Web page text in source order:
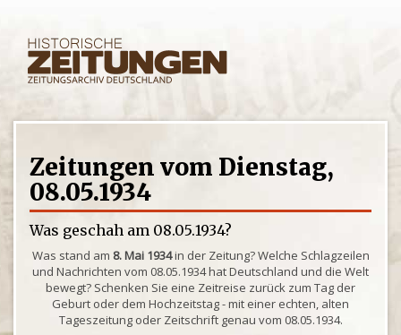
Zeitungen vom Dienstag,
08.05.1934
Was geschah am 08.05.1934?
Was stand am 8. Mai 1934in der Zeitung? Welche Schlagzeilen
und Nachrichten vom 08.05.1934 hat Deutschland und die Welt
bewegt? Schenken Sie eine Zeitreise zurück zum Tag der
Geburt oder dem Hochzeitstag - mit einer echten, alten
Tageszeitung oder Zeitschrift genau vom 08.05.1934.